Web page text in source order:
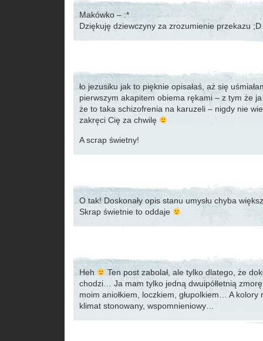
Makówko – :*
Dziękuję dziewczyny za zrozumienie przekazu ;D
ło jezusiku jak to pięknie opisałaś, aż się
pierwszym akapitem obiema rękami – z tym że
że to taka schizofrenia na karuzeli – nigdy nie
zakręci Cię za chwilę
A scrap świetny!
O tak! Doskonały opis stanu umysłu chyba
Skrap świetnie to oddaje
Heh
Ten post zabolał, ale tylko dlatego, że
chodzi… Ja mam tylko jedną dwuipółletnią
moim aniołkiem, loczkiem, głupolkiem… A kolory
klimat stonowany, wspomnieniowy…